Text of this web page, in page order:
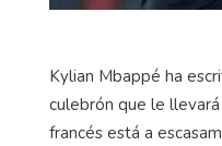
Kylian Mbappé ha
culebrón que le
francés está a